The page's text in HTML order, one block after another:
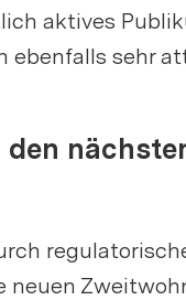
aktives
ebenfalls sehr